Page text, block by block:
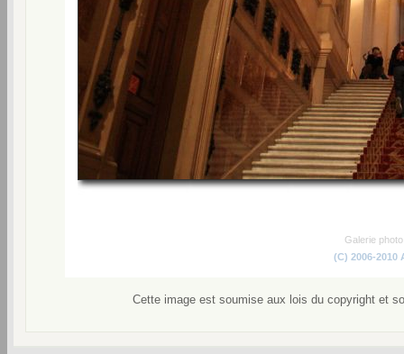
Galerie
(C) 2006-2010
Cette image est soumise aux lois du copyright et